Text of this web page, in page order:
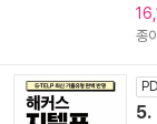
종
5.